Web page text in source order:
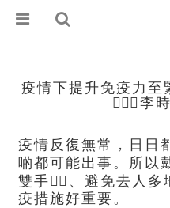
疫情下提升免疫力
👨🏻‍⚕️李
疫情反復無常，日日
啲都可能出事。所以
雙手🖐🏻、避免去人
疫措施好重要。